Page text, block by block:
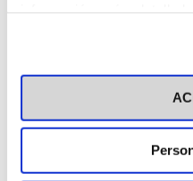
información más
en el botón
visitar nuestra Política de